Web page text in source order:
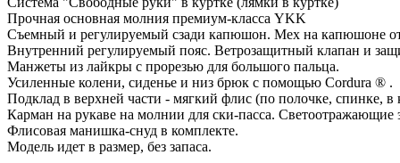
Прочная основная молния премиум-класса YKK
Съемный и регулируемый сзади капюшон. Мех на капюшоне
Внутренний регулируемый пояс. Ветрозащитный клапан и
Манжеты из лайкры с прорезью для большого пальца.
Усиленные колени, сиденье и низ брюк с помощью Cordura ® .
Подклад в верхней части - мягкий флис (по полочке, спинке,
Карман на рукаве на молнии для ски-пасса. Светоотражающие
Флисовая манишка-снуд в комплекте.
Модель идет в размер, без запаса.